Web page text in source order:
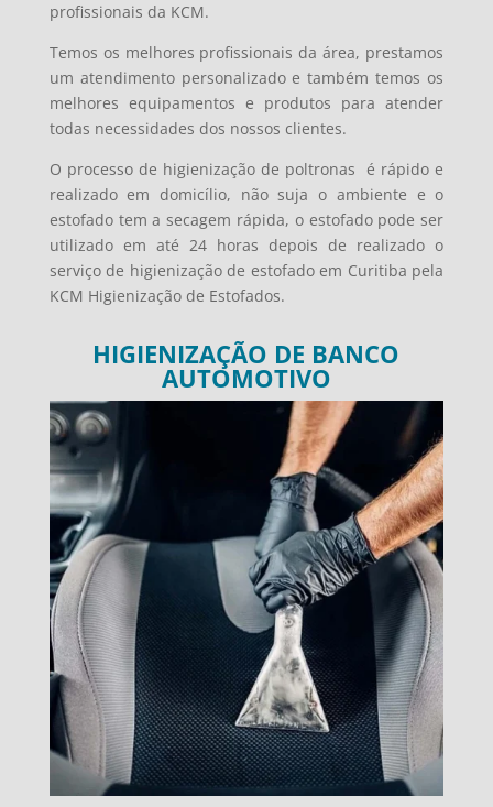
profissionais da KCM.
Temos os melhores profissionais da área, prestamos
um atendimento personalizado e também temos os
melhores equipamentos e produtos para atender
todas necessidades dos nossos clientes.
O processo de higienização de poltronas é rápido e
realizado em domicílio, não suja o ambiente e o
estofado tem a secagem rápida, o estofado pode ser
utilizado em até 24 horas depois de realizado o
serviço de higienização de estofado em Curitiba pela
KCM Higienização de Estofados.
HIGIENIZAÇÃO DE BANCO
AUTOMOTIVO